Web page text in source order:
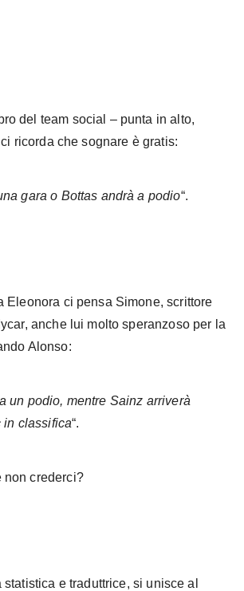
del team social – punta in alto,
ricorda che sognare è gratis:
gara o Bottas andrà a podio“.
Eleonora ci pensa Simone, scrittore
anche lui molto speranzoso per la
Alonso:
un podio, mentre Sainz arriverà
in classifica“.
non crederci?
e traduttrice, si unisce al